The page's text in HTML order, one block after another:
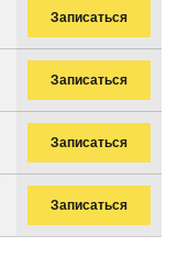
Записаться
Записаться
Записаться
Записаться